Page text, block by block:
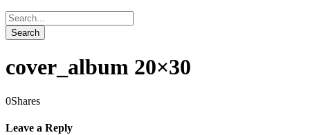
cover_album 20×30
0Shares
Leave a Reply